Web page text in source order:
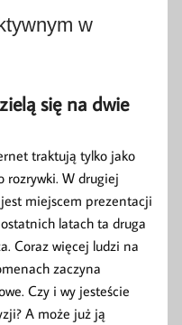
w
się na dwie
traktują tylko jako
rozrywki. W drugiej
miejscem prezentacji
latach ta druga
Coraz więcej ludzi na
zaczyna
Czy i wy jesteście
A może już ją